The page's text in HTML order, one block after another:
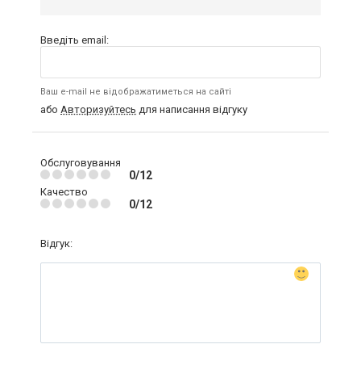
Введіть email:
Ваш e-mail не відображатиметься на сайті
або Авторизуйтесь для написання відгуку
Обслуговування
0/12
Качество
0/12
Відгук: